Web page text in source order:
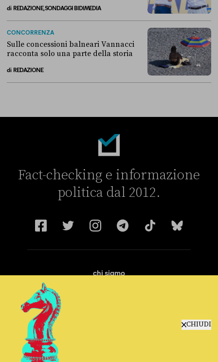
CHIUDI
di REDAZIONE, SONDAGGI BIDIMEDIA
CONCORRENZA
Sulle concessioni balneari Vannacci
racconta solo una parte della storia
di REDAZIONE
Fact-checking e informazione
politica dal 2012.
chi siamo